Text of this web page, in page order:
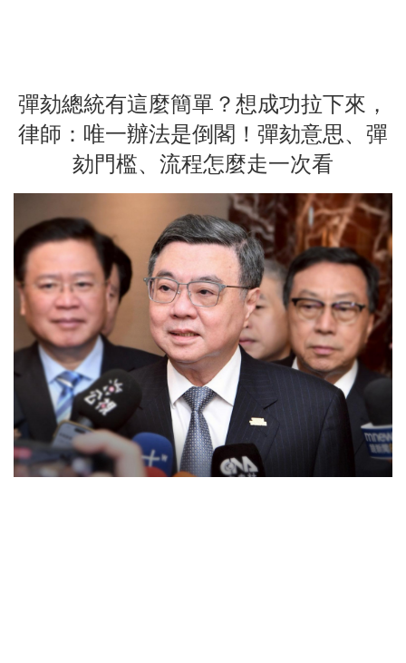
彈劾總統有這麼簡單？想成功拉下來，
律師：唯一辦法是倒閣！彈劾意思、彈
劾門檻、流程怎麼走一次看